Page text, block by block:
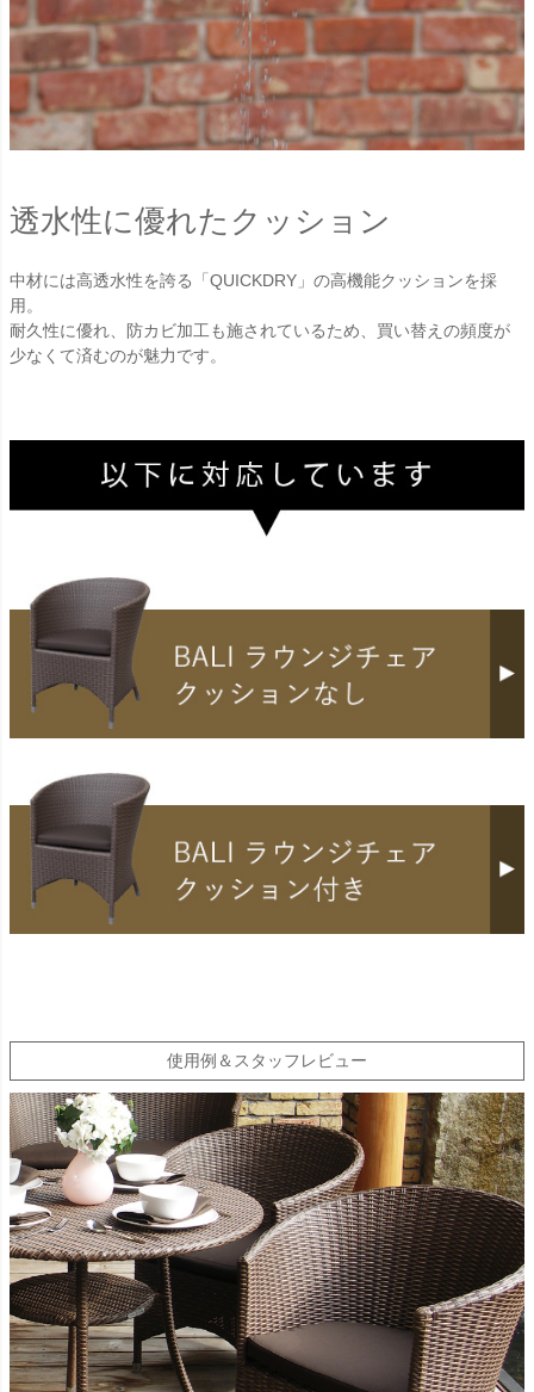
透水性に優れたクッション
中材には高透水性を誇る「QUICKDRY」の高機能クッションを採
用。
耐久性に優れ、防カビ加工も施されているため、買い替えの頻度が
少なくて済むのが魅力です。
使用例＆スタッフレビュー